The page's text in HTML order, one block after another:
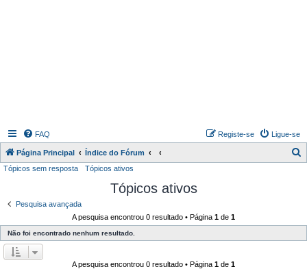
FAQ Ligue-se
Registe-se
Página Principal Índice do Fórum
Tópicos sem resposta Tópicos ativos
Tópicos ativos
Pesquisa avançada
A pesquisa encontrou 0 resultado • Página 1 de 1
Não foi encontrado nenhum resultado.
A pesquisa encontrou 0 resultado • Página 1 de 1